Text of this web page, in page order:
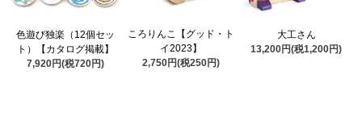
色遊び独楽（12個セッ
ト）【カタログ掲載】
7,920円(税720円)
ころりんこ【グッド・ト
イ2023】
2,750円(税250円)
大工さん
13,200円(税1,200円)